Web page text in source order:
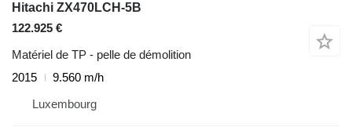
Hitachi ZX470LCH-5B
122.925 €
Matériel de TP - pelle de démolition
2015
9.560 m/h
Luxembourg